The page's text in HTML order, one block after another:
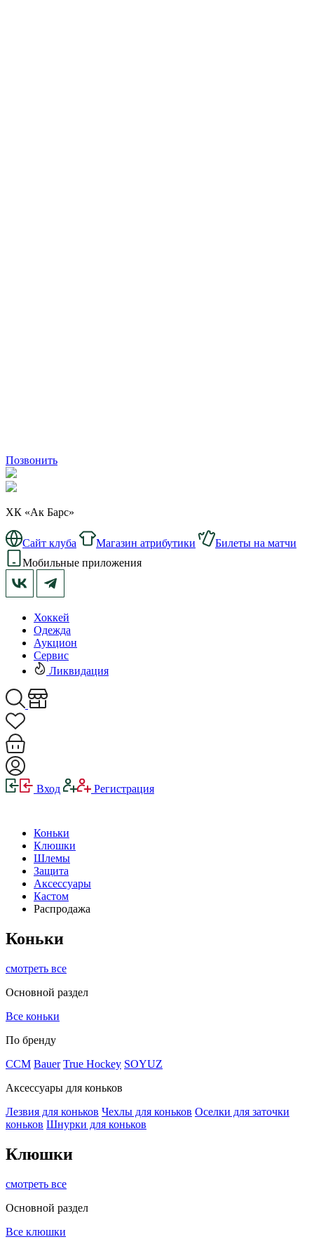
Позвонить
ХК «Ак Барс»
Сайт клуба Магазин атрибутики
Билеты на матчи
Мобильные приложения
Хоккей
Одежда
Аукцион
Сервис
Ликвидация
Вход Регистрация
Коньки
Клюшки
Шлемы
Защита
Аксессуары
Кастом
Распродажа
Коньки
смотреть все
Основной раздел
Все коньки
По бренду
ССМ Bauer True Hockey SOYUZ
Аксессуары для коньков
Лезвия для коньков Чехлы для коньков Оселки для заточки
коньков Шнурки для коньков
Клюшки
смотреть все
Основной раздел
Все клюшки